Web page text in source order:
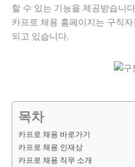
할 수 있는 기능을 제공받습니
카프로 채용 홈페이지는 구직
되고 있습니다.
목차
카프로 채용 바로가기
카프로 채용 인재상
카프로 채용 직무 소개